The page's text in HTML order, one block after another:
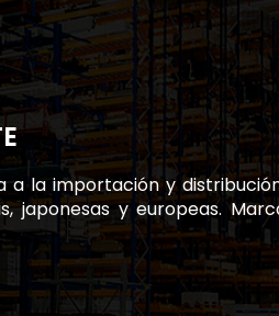
a la importación y
japonesas y europeas.